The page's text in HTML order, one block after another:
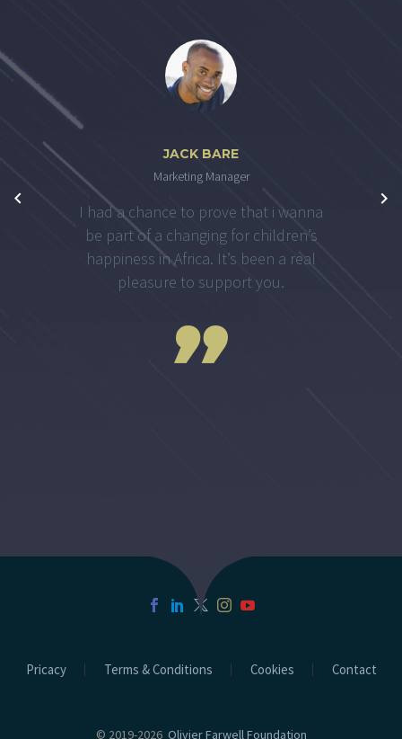
JACK BARE
Marketing Manager
I had a chance to prove that i wanna
be part of a changing for children’s
happiness in Africa. It’s been a real
pleasure to support you.
Pricacy Terms & Conditions Cookies Contact
© 2019-2026 Olivier Farwell Foundation